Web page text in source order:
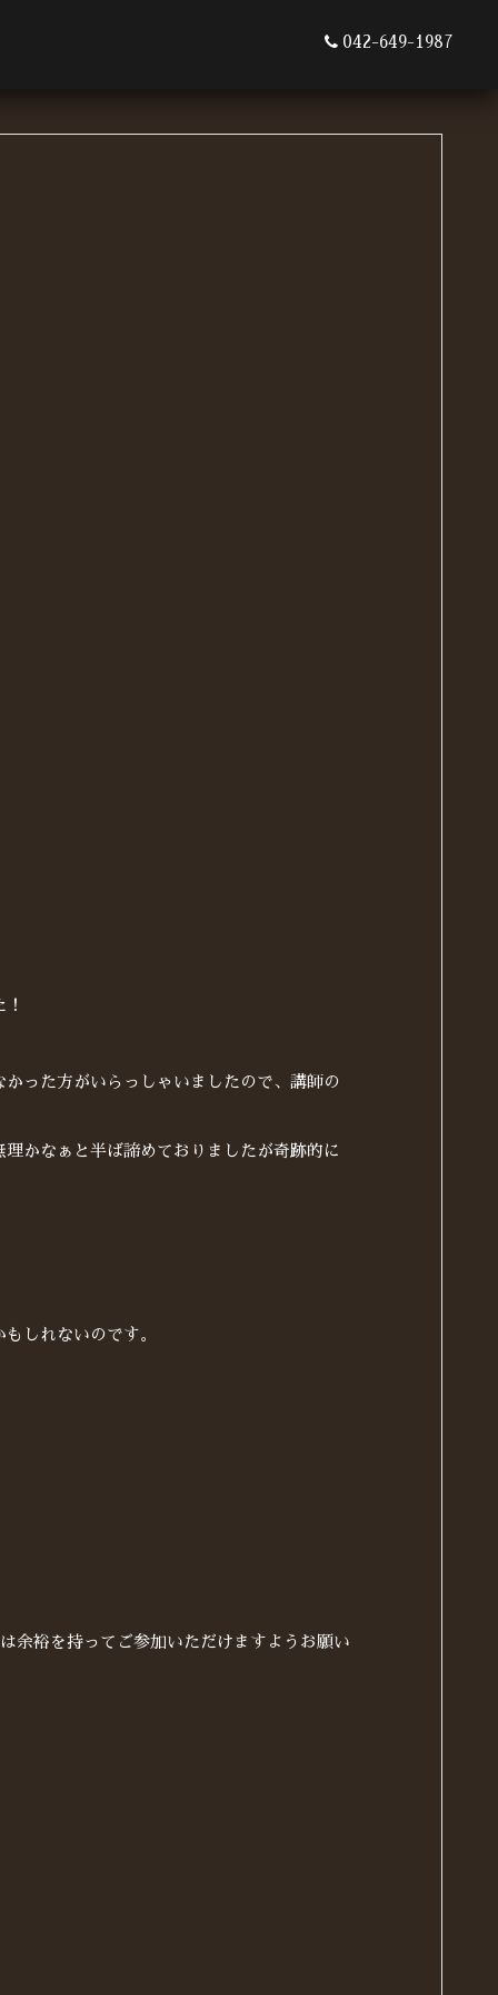
042-649-1987
った方がいらっしゃいましたので、講師の
かなぁと半ば諦めておりましたが奇跡的に
しれないのです。
余裕を持ってご参加いただけますようお願い